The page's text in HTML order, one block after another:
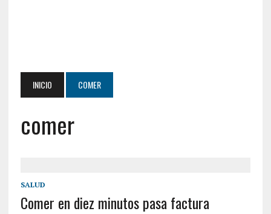
INICIO COMER
comer
SALUD
Comer en diez minutos pasa factura